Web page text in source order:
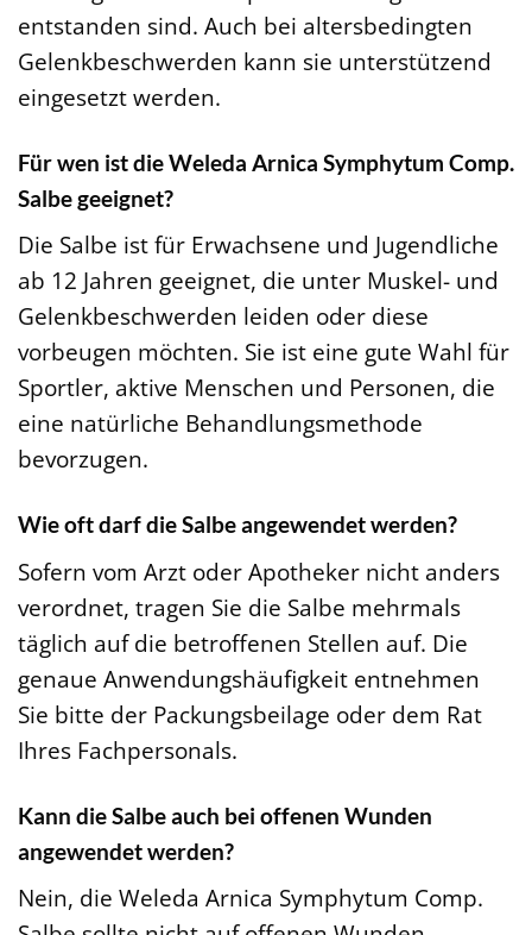
entstanden sind. Auch bei altersbedingten
Gelenkbeschwerden kann sie unterstützend
eingesetzt werden.
Für wen ist die Weleda Arnica Symphytum Comp.
Salbe geeignet?
Die Salbe ist für Erwachsene und Jugendliche
ab 12 Jahren geeignet, die unter Muskel- und
Gelenkbeschwerden leiden oder diese
vorbeugen möchten. Sie ist eine gute Wahl für
Sportler, aktive Menschen und Personen, die
eine natürliche Behandlungsmethode
bevorzugen.
Wie oft darf die Salbe angewendet werden?
Sofern vom Arzt oder Apotheker nicht anders
verordnet, tragen Sie die Salbe mehrmals
täglich auf die betroffenen Stellen auf. Die
genaue Anwendungshäufigkeit entnehmen
Sie bitte der Packungsbeilage oder dem Rat
Ihres Fachpersonals.
Kann die Salbe auch bei offenen Wunden
angewendet werden?
Nein, die Weleda Arnica Symphytum Comp.